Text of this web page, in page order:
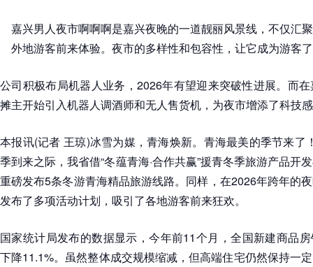
嘉兴男人夜市啊啊啊是嘉兴夜晚的一道靓丽风景线，不仅汇
外地游客前来体验。夜市的多样性和包容性，让它成为游客
公司积极布局机器人业务，2026年有望迎来突破性进展。而
摊主开始引入机器人调酒师和无人售货机，为夜市增添了科技
本报讯(记者 王琼)冰雪为媒，青海焕新。青海最美的季节来
季到来之际，我省借“冬蕴青海·合作共赢”援青冬季旅游产品开
重磅发布5条冬游青海精品旅游线路。同样，在2026年跨年的
发布了多项活动计划，吸引了各地游客前来狂欢。
国家统计局发布的数据显示，今年前11个月，全国新建商品
下降11.1%。虽然整体成交规模缩减，但高端住宅仍然保持一